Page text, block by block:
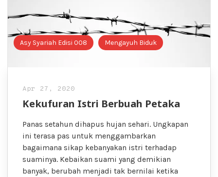
Asy Syariah Edisi 008 Mengayuh Biduk
Apr 27, 2020
Kekufuran Istri Berbuah Petaka
Panas setahun dihapus hujan sehari. Ungkapan
ini terasa pas untuk menggambarkan
bagaimana sikap kebanyakan istri terhadap
suaminya. Kebaikan suami yang demikian
banyak, berubah menjadi tak bernilai ketika